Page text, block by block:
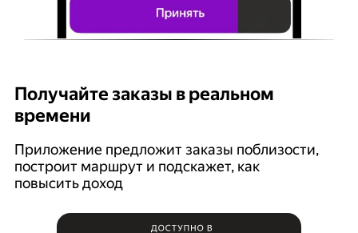
Получайте заказы в реальном
времени
Приложение предложит заказы поблизости,
построит маршрут и подскажет, как
повысить доход